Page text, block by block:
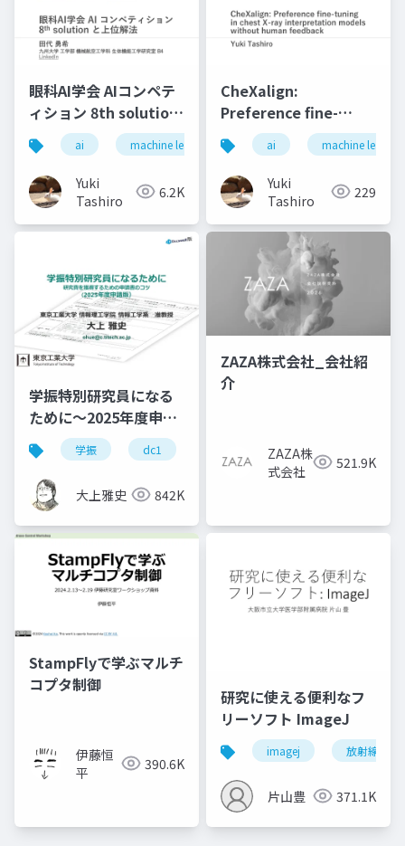
眼科AI学会 AIコンペテ
ィション 8th solution
と上位解法
ai machine learning deep learning
Yuki
Tashiro
6.2K
CheXalign:
Preference fine-
tuning in chest X-ray
interpretation
models without
human feedback
ai machine
Yuki
Tashiro
229
学振特別研究員になる
ために～2025年度申請
版
学振 dc1 jsps
大上雅史 842K
ZAZA株式会社_会社紹
介
ZAZA株
式会社
521.9K
StampFlyで学ぶマルチ
コプタ制御
伊藤恒
平
390.6K
研究に使える便利なフ
リーソフト ImageJ
imagej 放射線技師
片山豊 371.1K